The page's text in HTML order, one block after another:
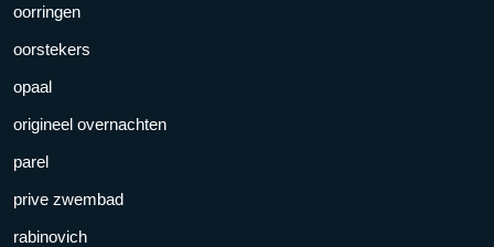
oorringen
oorstekers
opaal
origineel overnachten
parel
prive zwembad
rabinovich